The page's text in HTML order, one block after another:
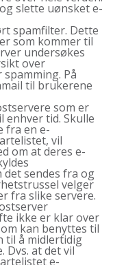
slette uønsket e-
spamfilter. Dette
som kommer til
undersøkes
over
På
til brukerene
som er
tid. Skulle
fra en e-
vil
om at deres e-
sendes fra og
velger
fra slike servere.
ikke er klar over
kan benyttes til
til å midlertidig
Dvs. at det vil
e-